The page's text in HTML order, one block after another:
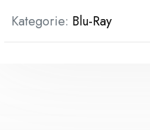
Kategorie: Blu-Ray